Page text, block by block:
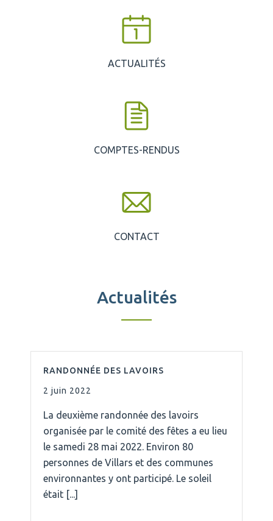
ACTUALITÉS
COMPTES-RENDUS
CONTACT
Actualités
RANDONNÉE DES LAVOIRS
2 juin 2022
La deuxième randonnée des lavoirs
organisée par le comité des fêtes a eu lieu
le samedi 28 mai 2022. Environ 80
personnes de Villars et des communes
environnantes y ont participé. Le soleil
était [...]